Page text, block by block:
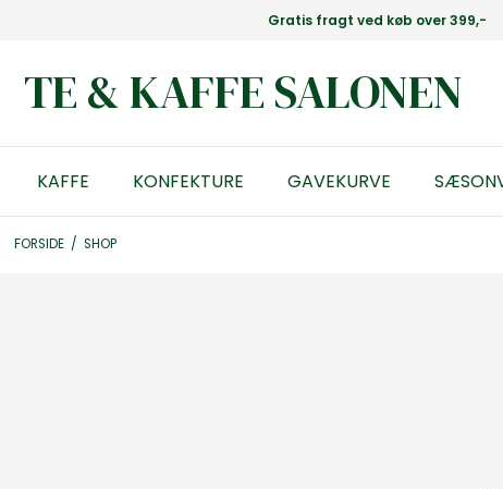
Gratis fragt ved køb over 399,-
TE & KAFFE SALONEN
KAFFE KONFEKTURE GAVEKURVE
FORSIDE / SHOP